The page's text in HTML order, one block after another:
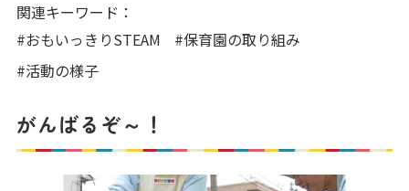
写真販売サービス
各種書類
よくあるご質問
保育園に関するお問い合わせ
関連キーワード：
#おもいっきりSTEAM
#保育園の取り組み
#活動の様子
がんばるぞ～！